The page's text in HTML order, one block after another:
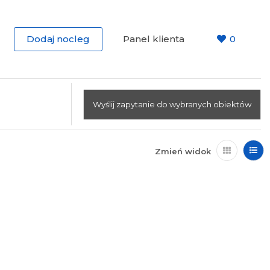
Dodaj nocleg Panel klienta 0
Wyślij zapytanie do wybranych obiektów
Zmień widok